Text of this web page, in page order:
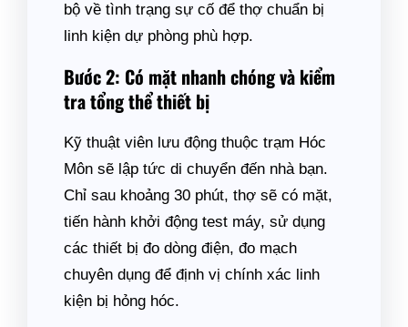
bộ về tình trạng sự cố để thợ chuẩn bị
linh kiện dự phòng phù hợp.
Bước 2: Có mặt nhanh chóng và kiểm
tra tổng thể thiết bị
Kỹ thuật viên lưu động thuộc trạm Hóc
Môn sẽ lập tức di chuyển đến nhà bạn.
Chỉ sau khoảng 30 phút, thợ sẽ có mặt,
tiến hành khởi động test máy, sử dụng
các thiết bị đo dòng điện, đo mạch
chuyên dụng để định vị chính xác linh
kiện bị hỏng hóc.